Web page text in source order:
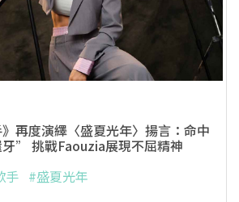
再度演繹〈盛夏光年〉揚言：命中
” 挑戰Faouzia展現不屈精神
手 #盛夏光年